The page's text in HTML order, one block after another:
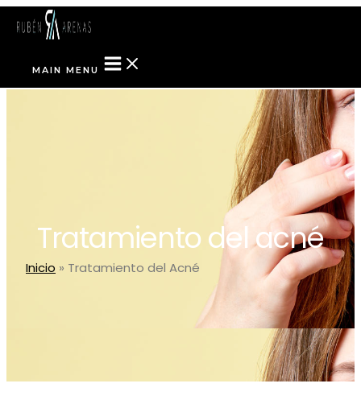
Ir al contenido
MAIN MENU
Tratamiento del acné
Inicio » Tratamiento del Acné